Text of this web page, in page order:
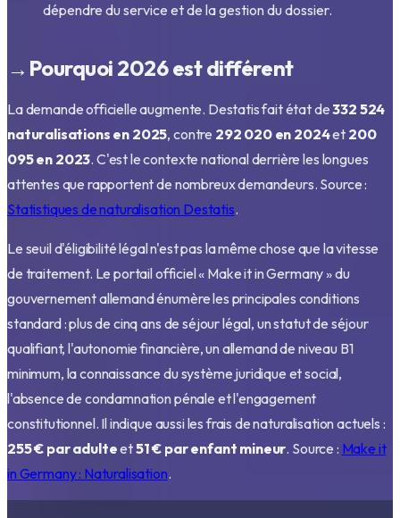
dépendre du service et de la gestion du dossier.
→ Pourquoi 2026 est différent
La demande officielle augmente. Destatis fait état de332 524
naturalisations en 2025, contre 292 020 en 2024et 200
095 en 2023. C'est le contexte national derrière les longues
attentes que rapportent de nombreux demandeurs. Source :
Statistiques de naturalisation Destatis.
Le seuil d'éligibilité légal n'est pas la même chose que la vitesse
de traitement. Le portail officiel « Make it in Germany » du
gouvernement allemand énumère les principales conditions
standard : plus de cinq ans de séjour légal, un statut de séjour
qualifiant, l'autonomie financière, un allemand de niveau B1
minimum, la connaissance du système juridique et social,
l'absence de condamnation pénale et l'engagement
constitutionnel. Il indique aussi les frais de naturalisation actuels :
255 € par adulteet51 € par enfant mineur. Source : Make it
in Germany : Naturalisation.